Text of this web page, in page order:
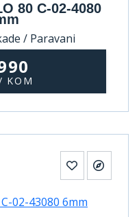
80 C-02-4080
/ Paravani
KOM